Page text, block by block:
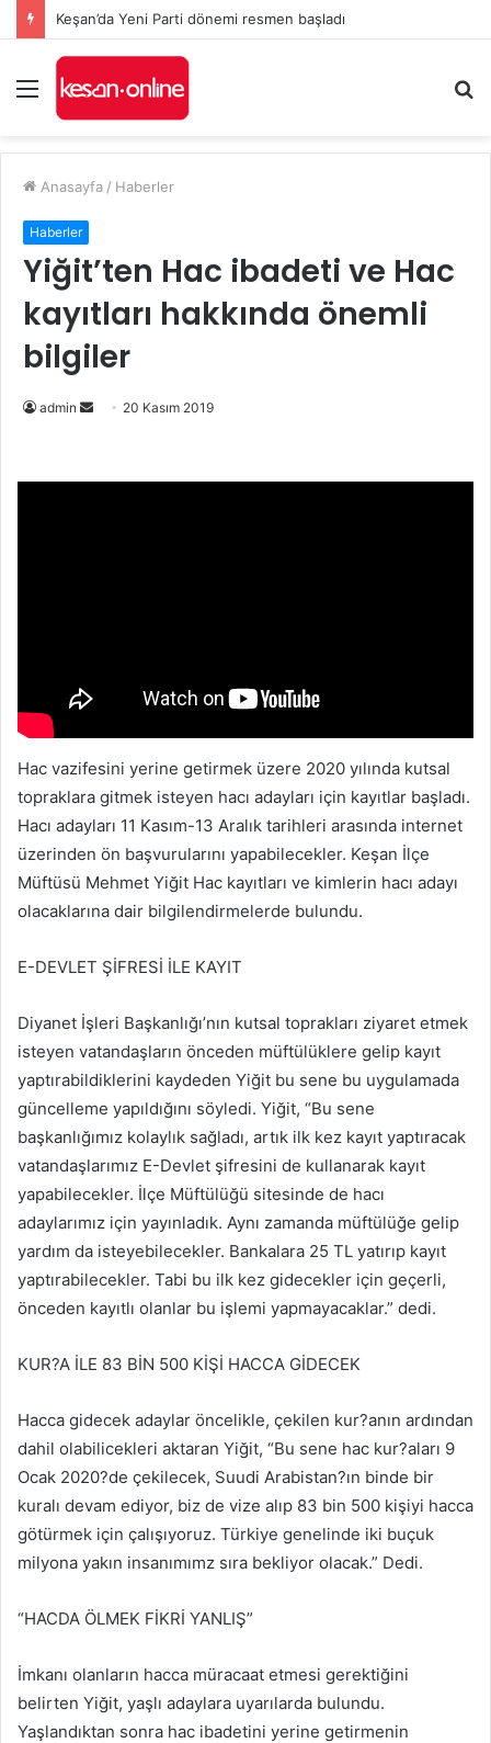
Keşan’da Yeni Parti dönemi resmen başladı
Menü
...
Anasayfa / Haberler
Haberler
Yiğit’ten Hac ibadeti ve Hac
kayıtları hakkında önemli
bilgiler
admin
Bir
göndermek
20 Kasım 2019
Hac vazifesini yerine getirmek üzere 2020 yılında kutsal
topraklara gitmek isteyen hacı adayları için kayıtlar başladı.
Hacı adayları 11 Kasım-13 Aralık tarihleri arasında internet
üzerinden ön başvurularını yapabilecekler. Keşan İlçe
Müftüsü Mehmet Yiğit Hac kayıtları ve kimlerin hacı adayı
olacaklarına dair bilgilendirmelerde bulundu.
E-DEVLET ŞİFRESİ İLE KAYIT
Diyanet İşleri Başkanlığı’nın kutsal toprakları ziyaret etmek
isteyen vatandaşların önceden müftülüklere gelip kayıt
yaptırabildiklerini kaydeden Yiğit bu sene bu uygulamada
güncelleme yapıldığını söyledi. Yiğit, “Bu sene
başkanlığımız kolaylık sağladı, artık ilk kez kayıt yaptıracak
vatandaşlarımız E-Devlet şifresini de kullanarak kayıt
yapabilecekler. İlçe Müftülüğü sitesinde de hacı
adaylarımız için yayınladık. Aynı zamanda müftülüğe gelip
yardım da isteyebilecekler. Bankalara 25 TL yatırıp kayıt
yaptırabilecekler. Tabi bu ilk kez gidecekler için geçerli,
önceden kayıtlı olanlar bu işlemi yapmayacaklar.” dedi.
KUR?A İLE 83 BİN 500 KİŞİ HACCA GİDECEK
Hacca gidecek adaylar öncelikle, çekilen kur?anın ardından
dahil olabilicekleri aktaran Yiğit, “Bu sene hac kur?aları 9
Ocak 2020?de çekilecek, Suudi Arabistan?ın binde bir
kuralı devam ediyor, biz de vize alıp 83 bin 500 kişiyi hacca
götürmek için çalışıyoruz. Türkiye genelinde iki buçuk
milyona yakın insanımımz sıra bekliyor olacak.” Dedi.
“HACDA ÖLMEK FİKRİ YANLIŞ”
İmkanı olanların hacca müracaat etmesi gerektiğini
belirten Yiğit, yaşlı adaylara uyarılarda bulundu.
Yaşlandıktan sonra hac ibadetini yerine getirmenin